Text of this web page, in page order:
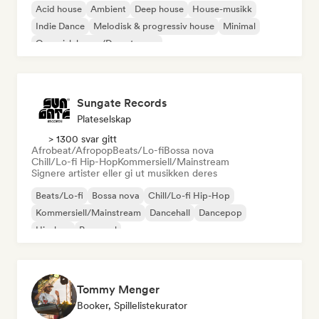
Acid house Ambient Deep house
House-musikk
Indie Dance
Melodisk & progressiv house
Minimal
Organisk house/Downtempo
Sungate Records
Plateselskap
> 1300 svar gitt
Afrobeat/AfropopBeats/Lo-fiBossa nova
Chill/Lo-fi Hip-HopKommersiell/Mainstream
Signere artister eller gi ut musikken deres
Beats/Lo-fi Bossa nova
Chill/Lo-fi Hip-Hop
Kommersiell/Mainstream
Dancehall
Dancepop
Hip-hop
Pop-soul
Tommy Menger
Booker, Spillelistekurator